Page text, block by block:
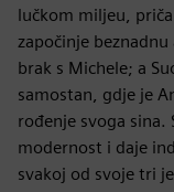
lučkom miljeu,
započinje
brak s Michele; a
samostan, gdje je
rođenje svoga sina.
modernost i daje
svakoj od svoje tri